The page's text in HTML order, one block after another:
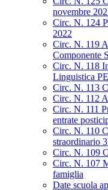
novembre
Circ. N. 124
2022
Circ. N. 119
Componente
Circ. N. 118
Linguistica
Circ. N. 113
Circ. N. 112
Circ. N. 111
entrate
Circ. N. 110
straordinario
Circ. N. 109
Circ. N. 107
famiglia
Date scuola